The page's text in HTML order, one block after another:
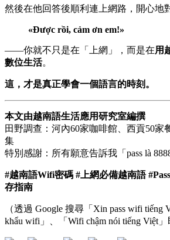
然後在他回答後順利連上網路，開心地
«Được rồi, cảm ơn em!»
——你就不只是在「上網」，而是在用
數位生活。
這，才是真正學會一個語言的時刻。
本文由越南語生活應用研究室編撰
田野調查：河內60家咖啡館、西貢50家
集
特別感謝：所有願意告訴我「pass là
#越南語Wifi密碼 #上網必備越南語
存指南
（透過 Google 搜尋「Xin pass wifi tiếng
khẩu wifi」、「Wifi chậm nói tiếng Việt」